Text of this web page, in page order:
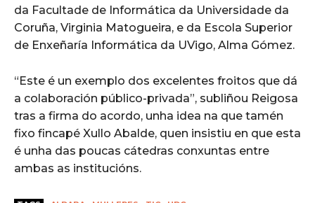
da Facultade de Informática da Universidade da
Coruña, Virginia Matogueira, e da Escola Superior
de Enxeñaría Informática da UVigo, Alma Gómez.
“Este é un exemplo dos excelentes froitos que dá
a colaboración público-privada”, subliñou Reigosa
tras a firma do acordo, unha idea na que tamén
fixo fincapé Xullo Abalde, quen insistiu en que esta
é unha das poucas cátedras conxuntas entre
ambas as institucións.